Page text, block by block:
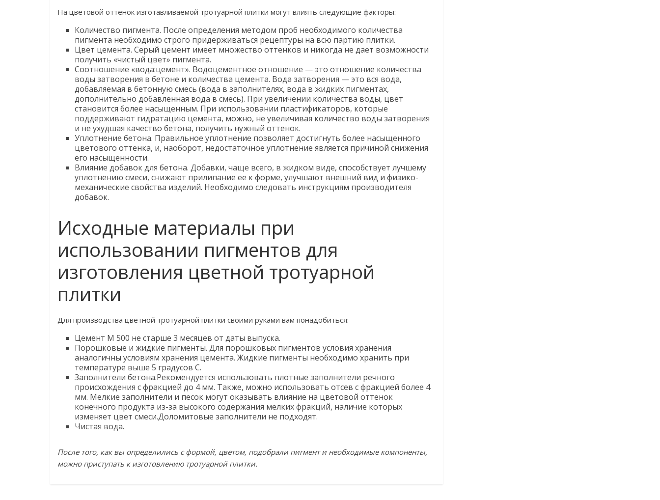
На цветовой оттенок изготавливаемой тротуарной плитки могут влиять следующие факторы:
Количество пигмента. После определения методом проб необходимого количества
пигмента необходимо строго придерживаться рецептуры на всю партию плитки.
Цвет цемента. Серый цемент имеет множество оттенков и никогда не дает возможности
получить «чистый цвет» пигмента.
Соотношение «вода:цемент». Водоцементное отношение — это отношение количества
воды затворения в бетоне и количества цемента. Вода затворения — это вся вода,
добавляемая в бетонную смесь (вода в заполни­телях, вода в жидких пигментах,
дополнительно добавленная вода в смесь). При увеличении количества воды, цвет
становится более насыщенным. При использовании пластификаторов, которые
поддерживают гидратацию цемента, можно, не увеличивая количество воды затворения
и не ухудшая качество бетона, получить нужный оттенок.
Уплотнение бетона. Правильное уплотнение позволяет достигнуть более насыщенного
цветового оттенка, и, наоборот, недостаточное уплотнение является причиной снижения
его насыщенности.
Влияние добавок для бетона. Добавки, чаще всего, в жидком виде, способствует лучшему
уплотнению смеси, снижают прилипание ее к форме, улучшают внешний вид и физико-
механические свойства изделий. Необходимо следовать инструкциям производителя
добавок.
Исходные материалы при
использовании пигментов для
изготовления цветной тротуарной
плитки
Для производства цветной тротуарной плитки своими руками вам понадобиться:
Цемент М 500 не старше 3 месяцев от даты выпуска.
Порошковые и жидкие пигменты. Для порошковых пигментов условия хранения
аналогичны условиям хранения цемента. Жидкие пигменты необходимо хранить при
температуре выше 5 градусов С.
Заполнители бетона.Рекомендуется использовать плотные заполнители речного
происхождения с фракцией до 4 мм. Также, можно использовать отсев с фракцией более 4
мм. Мелкие заполнители и песок могут оказывать влияние на цветовой оттенок
конечного продукта из-за высокого содержания мелких фракций, наличие которых
изменяет цвет смеси.Доломитовые заполнители не подходят.
Чистая вода.
После того, как вы определились с формой, цветом, подобрали пигмент и необходимые компоненты,
можно приступать к изготовлению тротуарной плитки.